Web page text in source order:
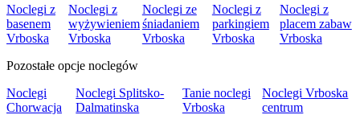
Noclegi z
basenem
Vrboska
Noclegi z
wyżywieniem
Vrboska
Noclegi ze
śniadaniem
Vrboska
Noclegi z
parkingiem
Vrboska
Noclegi z
placem zabaw
Vrboska
Pozostałe opcje noclegów
Noclegi
Chorwacja
Noclegi Splitsko-
Dalmatinska
Tanie noclegi
Vrboska
Noclegi Vrboska
centrum